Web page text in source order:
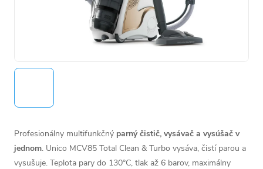
Profesionálny multifunkčný parný čistič, vysávač a vysúšač v
jednom. Unico MCV85 Total Clean & Turbo vysáva, čistí parou a
vysušuje. Teplota pary do 130°C, tlak až 6 barov, maximálny